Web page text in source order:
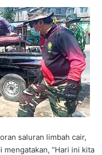
saluran limbah cair,
mengatakan, “Hari ini kita